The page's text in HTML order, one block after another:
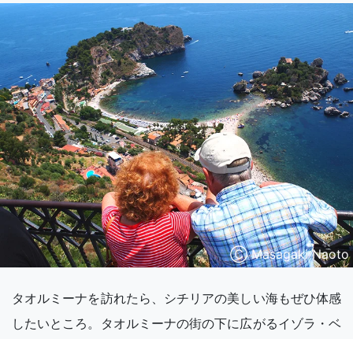
Ⓒ Masagaki Naoto
タオルミーナを訪れたら、シチリアの美しい海もぜひ体感
したいところ。タオルミーナの街の下に広がるイゾラ・ベ